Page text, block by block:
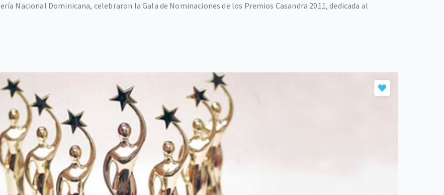
Nacional Dominicana, celebraron la Gala de Nominaciones de los Premios Casandra 2011, dedicada al